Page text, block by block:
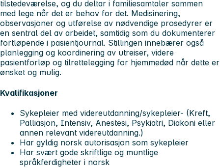
tilstedeværelse, og du deltar i familiesamtaler sammen
med lege når det er behov for det. Medisinering,
observasjoner og utførelse av nødvendige prosedyrer er
en sentral del av arbeidet, samtidig som du dokumenterer
fortløpende i pasientjournal. Stillingen innebærer også
planlegging og koordinering av utreiser, videre
pasientforløp og tilrettelegging for hjemmedød når dette er
ønsket og mulig.
Kvalifikasjoner
Sykepleier med videreutdanning/sykepleier- (Kreft,
Palliasjon, Intensiv, Anestesi, Psykiatri, Diakoni eller
annen relevant videreutdanning.)
Har gyldig norsk autorisasjon som sykepleier
Har svært gode skriftlige og muntlige
språkferdigheter i norsk